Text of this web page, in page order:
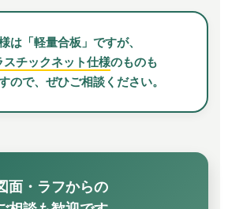
は「軽量合板」ですが、
スチックネット仕様のものも
ので、ぜひご相談ください。
面・ラフからの